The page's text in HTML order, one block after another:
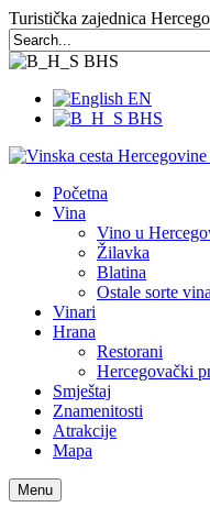
Turistička zajednica
BHS
EN
BHS
Početna
Vina
Vino u
Žilavka
Blatina
Ostale sorte vina
Vinari
Hrana
Restorani
Hercegovački
Smještaj
Znamenitosti
Atrakcije
Mapa
Menu